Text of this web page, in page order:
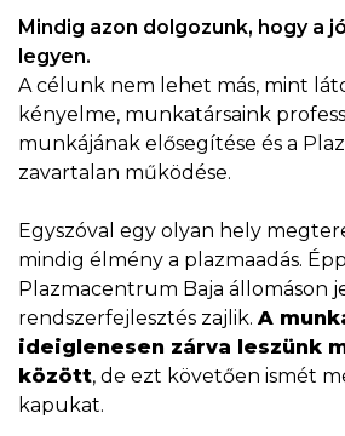
Mindig azon dolgozunk, hogy a
legyen.
A célunk nem lehet más, mint
kényelme, munkatársaink
munkájának elősegítése és a
zavartalan működése.
Egyszóval egy olyan hely
mindig élmény a plazmaadás.
Plazmacentrum Baja állomáson
rendszerfejlesztés zajlik. A
ideiglenesen zárva leszünk
között, de ezt követően ismét
kapukat.